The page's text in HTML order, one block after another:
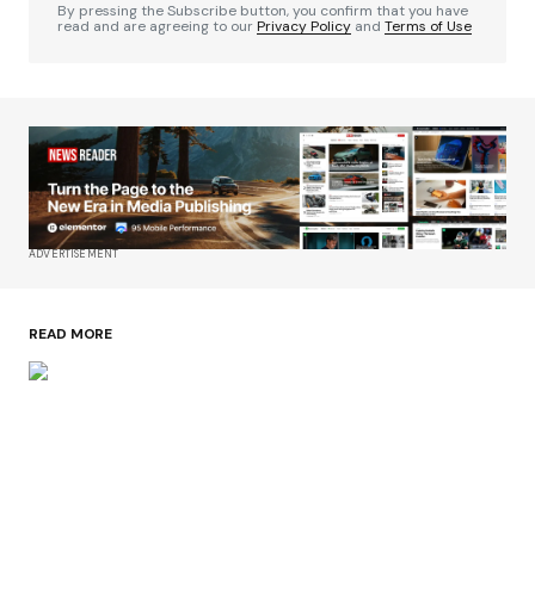
By pressing the Subscribe button, you confirm that you have
read and are agreeing to ourPrivacy Policy and Terms of Use
ADVERTISEMENT
READ MORE